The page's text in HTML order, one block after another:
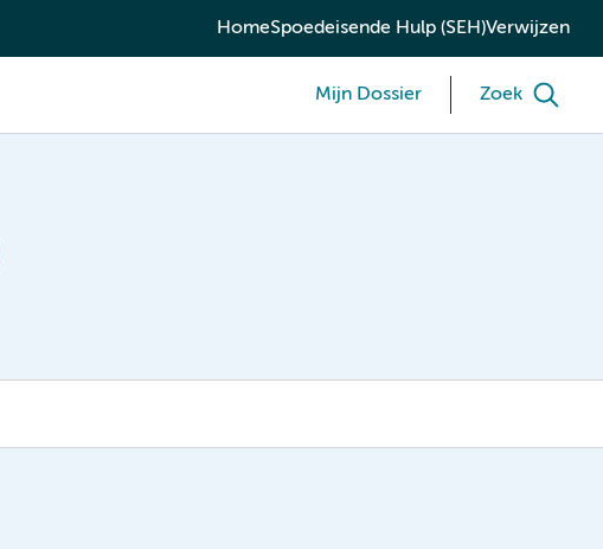
HomeSpoedeisende Hulp (SEH)Verwijzen
Mijn Dossier Zoek